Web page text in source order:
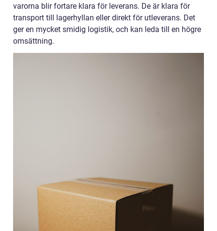
varorna blir fortare klara för leverans. De är klara för
transport till lagerhyllan eller direkt för utleverans. Det
ger en mycket smidig logistik, och kan leda till en högre
omsättning.